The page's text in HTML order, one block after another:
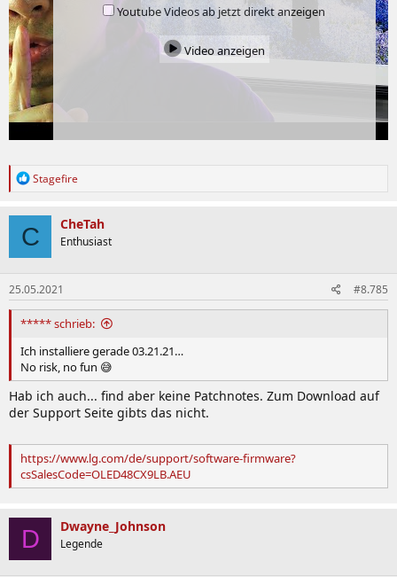
Youtube Videos ab jetzt direkt anzeigen
Video anzeigen
R
k
t
i
o
n
e
n
:
Stagefire
C CheTah
Enthusiast
25.05.2021 #8.785
***** schrieb:
Ich installiere gerade 03.21.21…
No risk, no fun 😅
Hab ich auch... find aber keine Patchnotes. Zum Download auf
der Support Seite gibts das nicht.
https://www.lg.com/de/support/software-firmware?
csSalesCode=OLED48CX9LB.AEU
D Dwayne_Johnson
Legende